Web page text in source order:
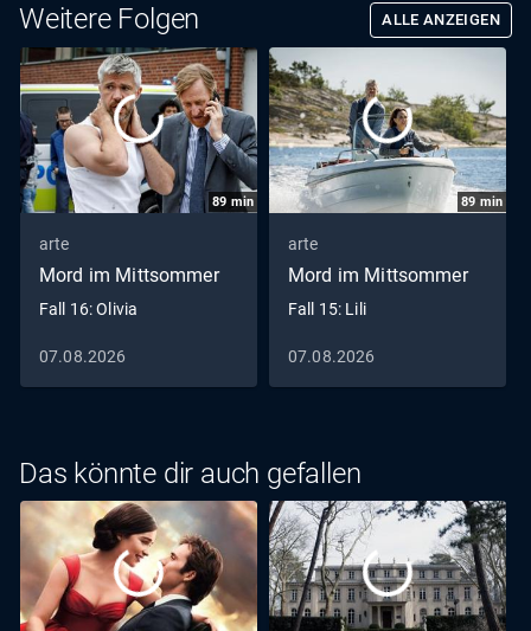
Weitere Folgen ALLE ANZEIGEN
89 min
arte
Mord im Mittsommer
Fall 16: Olivia
07.08.2026
89 min
arte
Mord im Mittsommer
Fall 15: Lili
07.08.2026
Das könnte dir auch gefallen